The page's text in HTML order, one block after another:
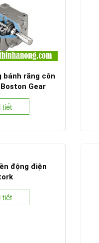
bánh răng côn
Gear
tiết
động điện
tiết